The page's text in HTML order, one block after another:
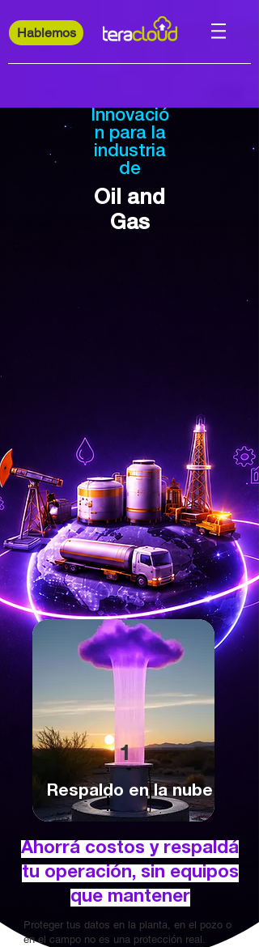
Hablemos
Innovació
n para la
industria
de
Oil and
Gas
1
Respaldo en la nube
Ahorrá costos y respaldá
tu operación, sin equipos
que mantener
Proteger tus datos en la planta, en el pozo o
en el campo no es una protección real.